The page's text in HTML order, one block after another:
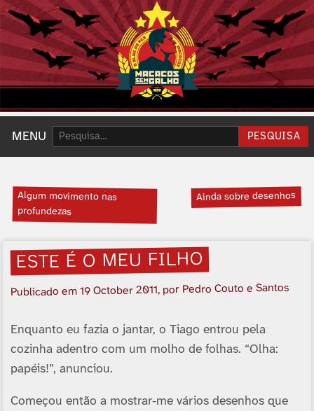
MENU Pesquisar: PESQUISA
Algum movimento nas
profundezas
Ainda sobre desenhos
ESTE É O MEU FILHO
Publicado em19 October 2011, por Pedro Couto e Santos
Enquanto eu fazia o jantar, o Tiago entrou pela
cozinha adentro com um molho de folhas. “Olha:
papéis!”, anunciou.
Começou então a mostrar-me vários desenhos que